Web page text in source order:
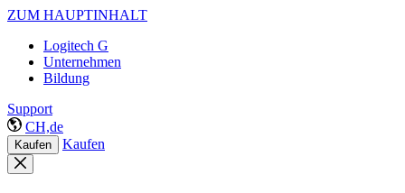
ZUM HAUPTINHALT
Logitech G
Unternehmen
Bildung
Support
CH,de
Kaufen Kaufen